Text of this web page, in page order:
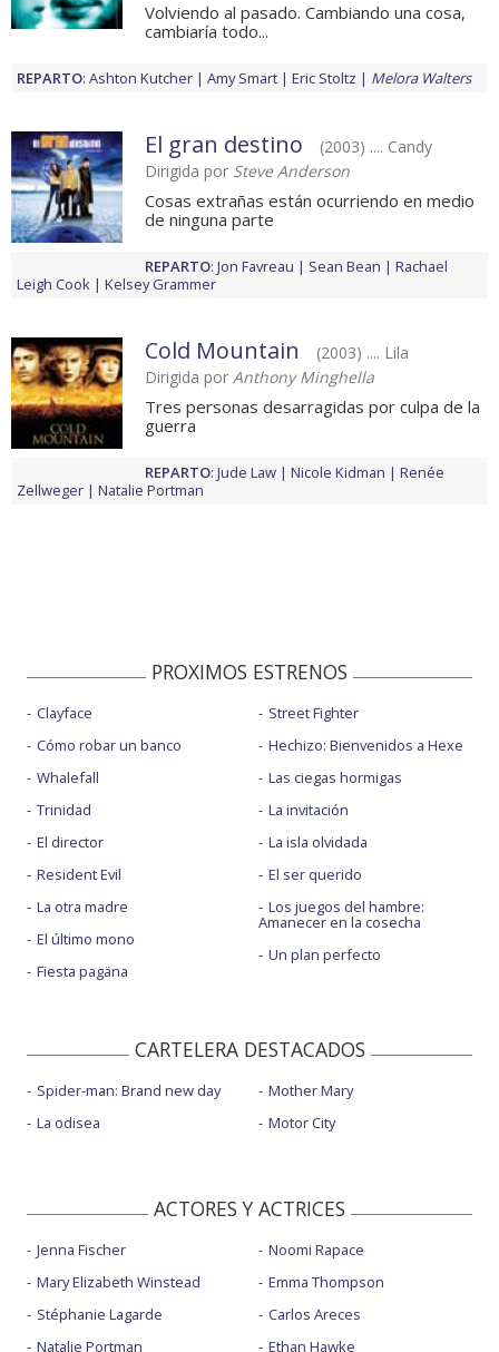
Volviendo al pasado. Cambiando una cosa,
cambiaría todo...
REPARTO: Ashton Kutcher Amy Smart Eric Stoltz Melora Walters
El gran destino
(2003) .... Candy
Dirigida por Steve Anderson
Cosas extrañas están ocurriendo en medio
de ninguna parte
REPARTO: Jon Favreau Sean Bean
Rachael
Leigh Cook
Kelsey Grammer
Cold Mountain
(2003) .... Lila
Dirigida por Anthony Minghella
Tres personas desarragidas por culpa de la
guerra
REPARTO: Jude Law Nicole Kidman
Renée
Zellweger
Natalie Portman
PROXIMOS ESTRENOS
Clayface
Cómo robar un banco
Whalefall
Trinidad
El director
Resident Evil
La otra madre
El último mono
Fiesta pagäna
Street Fighter
Hechizo: Bienvenidos a Hexe
Las ciegas hormigas
La invitación
La isla olvidada
El ser querido
Los juegos del hambre:
Amanecer en la cosecha
Un plan perfecto
CARTELERA DESTACADOS
Spider-man: Brand new day
La odisea
Mother Mary
Motor City
ACTORES Y ACTRICES
Jenna Fischer
Mary Elizabeth Winstead
Stéphanie Lagarde
Natalie Portman
Noomi Rapace
Emma Thompson
Carlos Areces
Ethan Hawke